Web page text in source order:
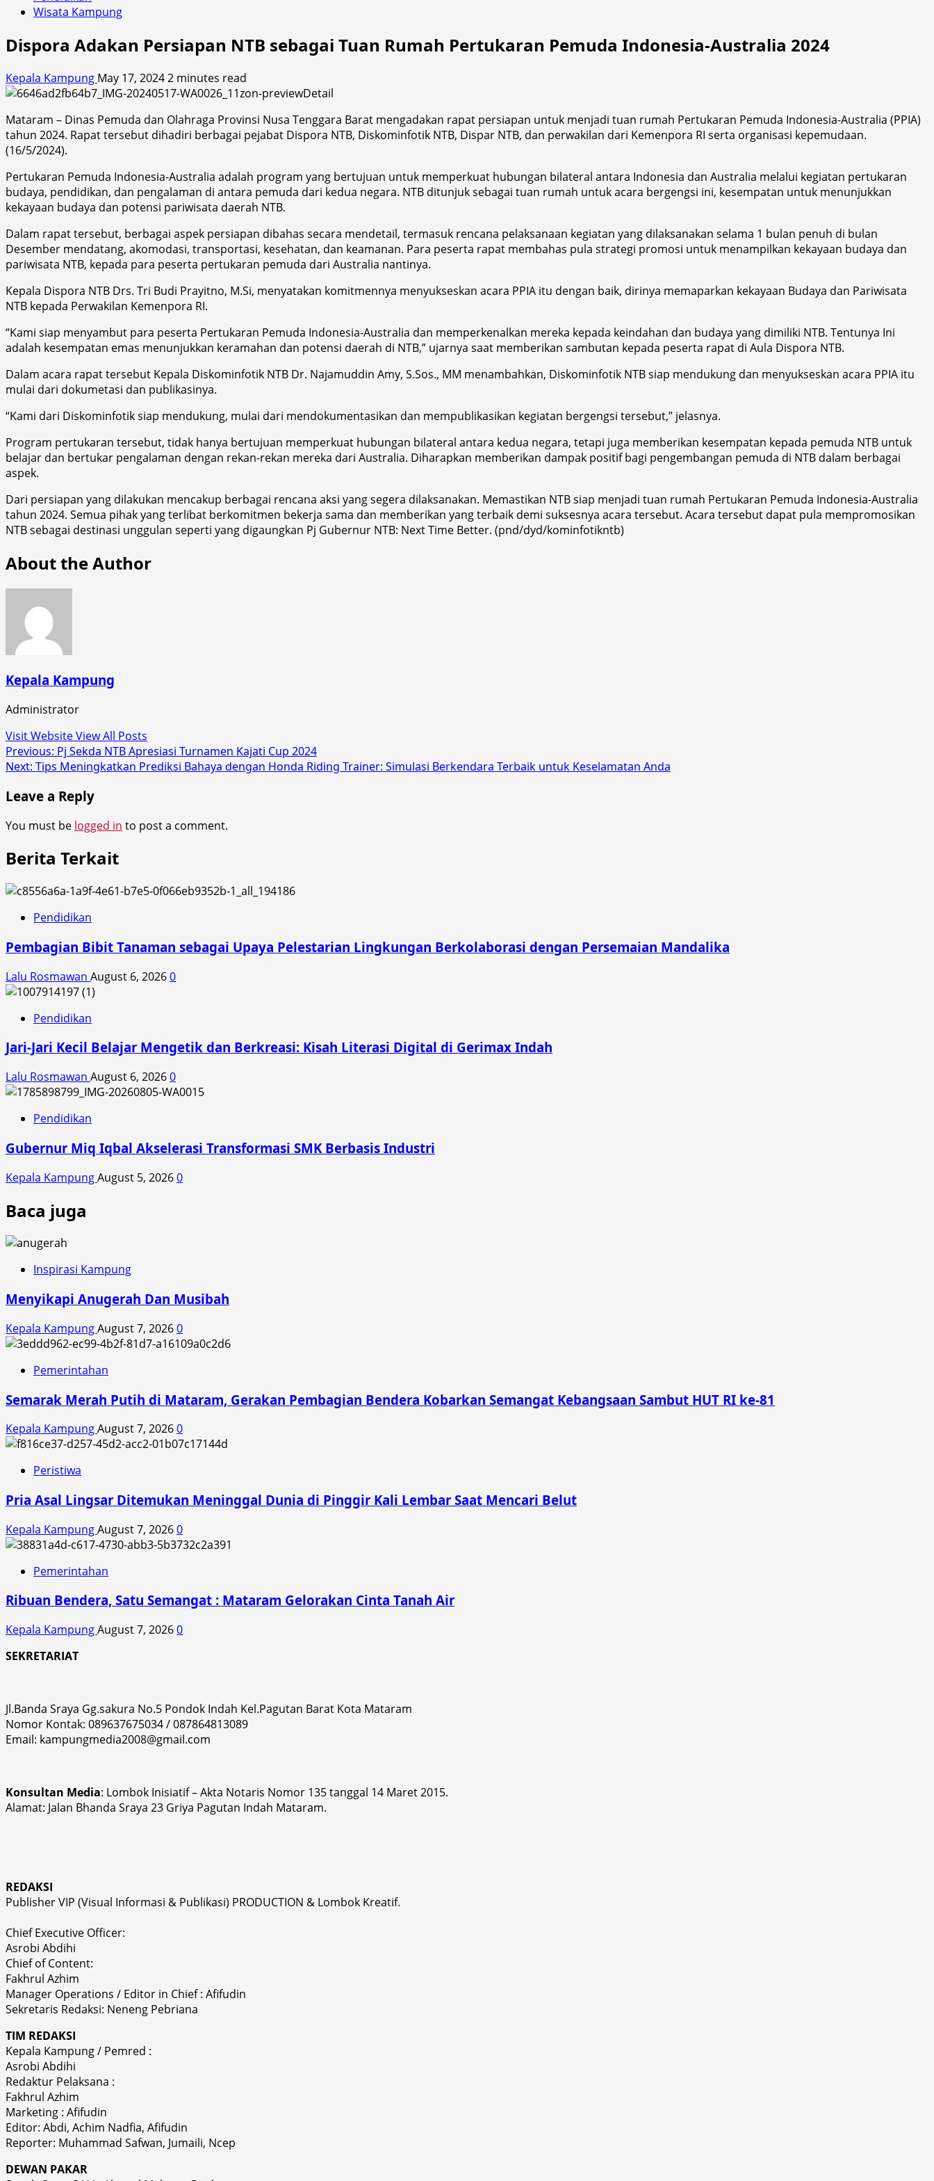
Wisata Kampung
Dispora Adakan Persiapan NTB sebagai Tuan Rumah Pertukaran Pemuda Indonesia-Australia 2024
Kepala Kampung May 17, 20242 minutes read
Mataram – Dinas Pemuda dan Olahraga Provinsi Nusa Tenggara Barat mengadakan rapat persiapan untuk menjadi tuan rumah Pertukaran Pemuda Indonesia-Australia (PPIA)
tahun 2024. Rapat tersebut dihadiri berbagai pejabat Dispora NTB, Diskominfotik NTB, Dispar NTB, dan perwakilan dari Kemenpora RI serta organisasi kepemudaan.
(16/5/2024).
Pertukaran Pemuda Indonesia-Australia adalah program yang bertujuan untuk memperkuat hubungan bilateral antara Indonesia dan Australia melalui kegiatan pertukaran
budaya, pendidikan, dan pengalaman di antara pemuda dari kedua negara. NTB ditunjuk sebagai tuan rumah untuk acara bergengsi ini, kesempatan untuk menunjukkan
kekayaan budaya dan potensi pariwisata daerah NTB.
Dalam rapat tersebut, berbagai aspek persiapan dibahas secara mendetail, termasuk rencana pelaksanaan kegiatan yang dilaksanakan selama 1 bulan penuh di bulan
Desember mendatang, akomodasi, transportasi, kesehatan, dan keamanan. Para peserta rapat membahas pula strategi promosi untuk menampilkan kekayaan budaya dan
pariwisata NTB, kepada para peserta pertukaran pemuda dari Australia nantinya.
Kepala Dispora NTB Drs. Tri Budi Prayitno, M.Si, menyatakan komitmennya menyukseskan acara PPIA itu dengan baik, dirinya memaparkan kekayaan Budaya dan Pariwisata
NTB kepada Perwakilan Kemenpora RI.
“Kami siap menyambut para peserta Pertukaran Pemuda Indonesia-Australia dan memperkenalkan mereka kepada keindahan dan budaya yang dimiliki NTB. Tentunya Ini
adalah kesempatan emas menunjukkan keramahan dan potensi daerah di NTB,” ujarnya saat memberikan sambutan kepada peserta rapat di Aula Dispora NTB.
Dalam acara rapat tersebut Kepala Diskominfotik NTB Dr. Najamuddin Amy, S.Sos., MM menambahkan, Diskominfotik NTB siap mendukung dan menyukseskan acara PPIA itu
mulai dari dokumetasi dan publikasinya.
“Kami dari Diskominfotik siap mendukung, mulai dari mendokumentasikan dan mempublikasikan kegiatan bergengsi tersebut,” jelasnya.
Program pertukaran tersebut, tidak hanya bertujuan memperkuat hubungan bilateral antara kedua negara, tetapi juga memberikan kesempatan kepada pemuda NTB untuk
belajar dan bertukar pengalaman dengan rekan-rekan mereka dari Australia. Diharapkan memberikan dampak positif bagi pengembangan pemuda di NTB dalam berbagai
aspek.
Dari persiapan yang dilakukan mencakup berbagai rencana aksi yang segera dilaksanakan. Memastikan NTB siap menjadi tuan rumah Pertukaran Pemuda Indonesia-Australia
tahun 2024. Semua pihak yang terlibat berkomitmen bekerja sama dan memberikan yang terbaik demi suksesnya acara tersebut. Acara tersebut dapat pula mempromosikan
NTB sebagai destinasi unggulan seperti yang digaungkan Pj Gubernur NTB: Next Time Better. (pnd/dyd/kominfotikntb)
About the Author
Kepala Kampung
Administrator
Visit WebsiteView All Posts
Post
navigation
Previous: Pj Sekda NTB Apresiasi Turnamen Kajati Cup 2024
Next: Tips Meningkatkan Prediksi Bahaya dengan Honda Riding Trainer: Simulasi Berkendara Terbaik untuk Keselamatan Anda
Leave a Reply
You must be logged in to post a comment.
Berita Terkait
Pendidikan
Pembagian Bibit Tanaman sebagai Upaya Pelestarian Lingkungan Berkolaborasi dengan Persemaian Mandalika
Lalu Rosmawan August 6, 20260
Pendidikan
Jari-Jari Kecil Belajar Mengetik dan Berkreasi: Kisah Literasi Digital di Gerimax Indah
Lalu Rosmawan August 6, 20260
Pendidikan
Gubernur Miq Iqbal Akselerasi Transformasi SMK Berbasis Industri
Kepala KampungAugust 5, 20260
Baca juga
Inspirasi Kampung
Menyikapi Anugerah Dan Musibah
Kepala KampungAugust 7, 20260
Pemerintahan
Semarak Merah Putih di Mataram, Gerakan Pembagian Bendera Kobarkan Semangat Kebangsaan Sambut HUT RI ke-81
Kepala KampungAugust 7, 20260
Peristiwa
Pria Asal Lingsar Ditemukan Meninggal Dunia di Pinggir Kali Lembar Saat Mencari Belut
Kepala KampungAugust 7, 20260
Pemerintahan
Ribuan Bendera, Satu Semangat : Mataram Gelorakan Cinta Tanah Air
Kepala KampungAugust 7, 20260
SEKRETARIAT
Jl.Banda Sraya Gg.sakura No.5 Pondok Indah Kel.Pagutan Barat Kota Mataram
Nomor Kontak: 089637675034 / 087864813089
Email: kampungmedia2008@gmail.com
Konsultan Media: Lombok Inisiatif – Akta Notaris Nomor 135 tanggal 14 Maret 2015.
Alamat: Jalan Bhanda Sraya 23 Griya Pagutan Indah Mataram.
REDAKSI
Publisher VIP (Visual Informasi & Publikasi) PRODUCTION & Lombok Kreatif.
Chief Executive Officer:
Asrobi Abdihi
Chief of Content:
Fakhrul Azhim
Manager Operations / Editor in Chief : Afifudin
Sekretaris Redaksi: Neneng Pebriana
TIM REDAKSI
Kepala Kampung / Pemred :
Asrobi Abdihi
Redaktur Pelaksana :
Fakhrul Azhim
Marketing : Afifudin
Editor: Abdi, Achim Nadfia, Afifudin
Reporter: Muhammad Safwan, Jumaili, Ncep
DEWAN PAKAR